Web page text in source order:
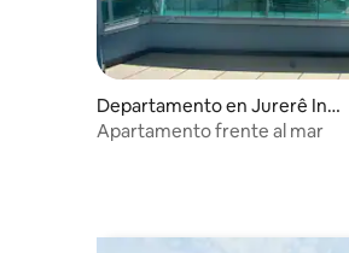
Departamento en Jurerê Int
ernacional
Apartamento frente al mar